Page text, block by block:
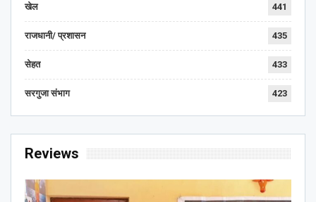
खेल 441
राजधानी/ प्रशासन 435
सेहत 433
सरगुजा संभाग 423
Reviews